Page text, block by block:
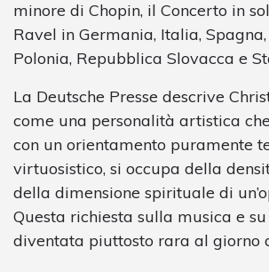
minore di Chopin, il Concerto in
Ravel in Germania, Italia,
Polonia, Repubblica Slovacca e
La Deutsche Presse descrive
come una personalità artistica
con un orientamento puramente
virtuosistico, si occupa della
della dimensione spirituale di
Questa richiesta sulla musica e su
diventata piuttosto rara al giorno